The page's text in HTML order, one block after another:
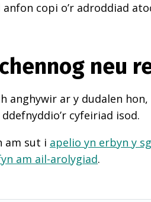
copi o’r adroddiad
neu
anghywir ar y dudalen
cyfeiriad isod.
am sut i apelio yn erbyn y
am ail-arolygiad.